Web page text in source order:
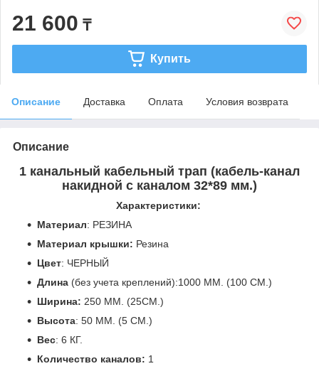
21 600 ₸
Купить
Описание Доставка Оплата Условия возврата
Описание
1 канальный кабельный трап (кабель-канал
накидной с каналом 32*89 мм.)
Характеристики:
Материал: РЕЗ ИНА
Материал крышки: Резина
Цвет: ЧЕРНЫЙ
Длина (без учета креплений):1000 ММ. (100 СМ.)
Ширина: 250 ММ. (25СМ.)
Высота: 50 ММ. (5 СМ.)
Вес: 6 КГ.
Количество каналов: 1